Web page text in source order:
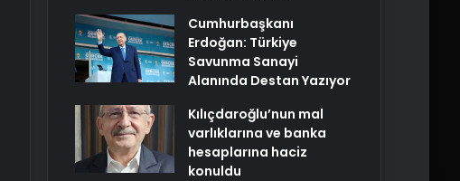
Cumhurbaşkanı
Erdoğan: Türkiye
Savunma Sanayi
Alanında Destan Yazıyor
Kılıçdaroğlu’nun mal
varlıklarına ve banka
hesaplarına haciz
konuldu